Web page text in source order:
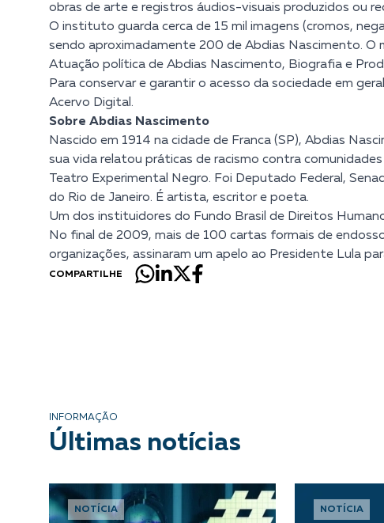
obras de arte e registros áudios-visuais produzidos ou
O instituto guarda cerca de 15 mil imagens (cromos,
sendo aproximadamente 200 de Abdias Nascimento. O
Atuação política de Abdias Nascimento, Biografia e
Para conservar e garantir o acesso da sociedade em
Acervo Digital.
Sobre Abdias Nascimento
Nascido em 1914 na cidade de Franca (SP), Abdias
sua vida relatou práticas de racismo contra
Teatro Experimental Negro. Foi Deputado Federal,
do Rio de Janeiro. É artista, escritor e poeta.
Um dos instituidores do Fundo Brasil de Direitos
No final de 2009, mais de 100 cartas formais de
organizações, assinaram um apelo ao Presidente Lula
COMPARTILHE
INFORMAÇÃO
Últimas notícias
NOTÍCIA NOTÍCIA